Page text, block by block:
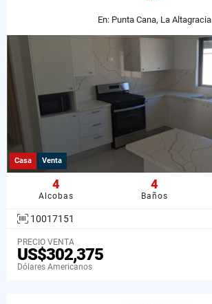
En: Punta Cana, La Altagracia
Casa Venta
4
Alcobas
4
Baños
10017151
PRECIO VENTA
US$302,375
Dólares Americanos